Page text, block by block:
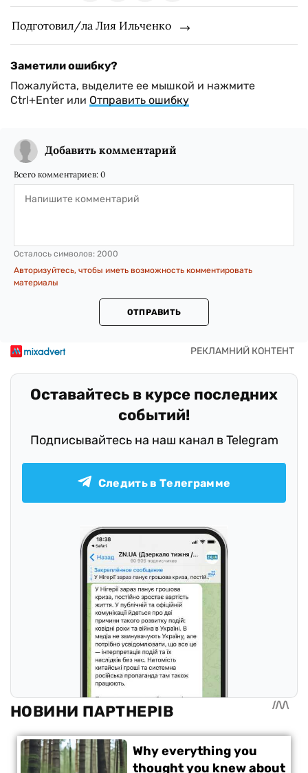
Подготовил/ла Лия Ильченко
Заметили ошибку?
Пожалуйста, выделите ее мышкой и нажмите
Ctrl+Enter или Отправить ошибку
Добавить комментарий
Всего комментариев: 0
Осталось символов: 2000
Авторизуйтесь, чтобы иметь возможность комментировать
материалы
ОТПРАВИТЬ
Оставайтесь в курсе последних
событий!
Подписывайтесь на наш канал в Telegram
Следить в Телеграмме